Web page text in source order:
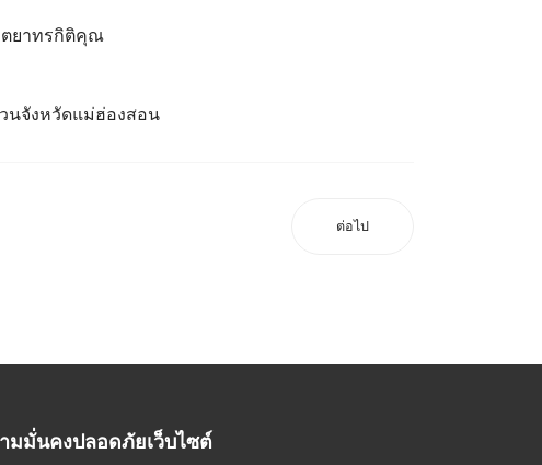
ตยาทรกิติคุณ
นจังหวัดแม่ฮ่องสอน
ต่อไป
มมั่นคงปลอดภัยเว็บไซต์